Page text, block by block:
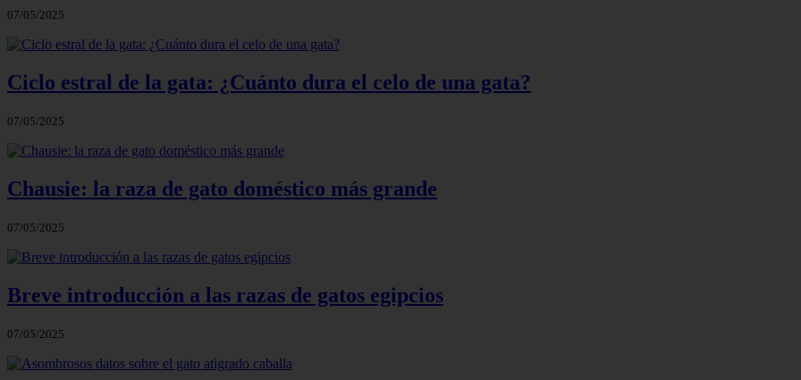
07/05/2025
Ciclo estral de la gata: ¿Cuánto dura el celo de una gata?
07/05/2025
Chausie: la raza de gato doméstico más grande
07/05/2025
Breve introducción a las razas de gatos egipcios
07/05/2025